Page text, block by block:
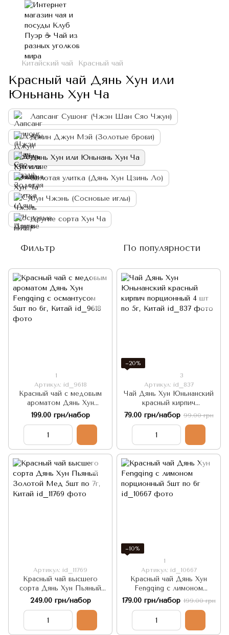
Китайский чай Красный чай
Красный чай Дянь Хун или
Юньнань Хун Ча
Лапсанг Сушонг (Чжэн Шан Сяо Чжун)
Джин Джун Мэй (Золотые брови)
Дянь Хун или Юньнань Хун Ча
Золотая улитка (Дянь Хун Цзинь Ло)
Сун Чжэнь (Сосновые иглы)
Другие сорта Хун Ча
Фильтр По популярности
1
Артикул: id_9618
Красный чай с медовым
ароматом Дянь Хун
Fengqing с османтусом 5шт
по 6г, Китай
199.00 грн/набор
−20%
3
Артикул: id_837
Чай Дянь Хун Юньнанский
красный кирпич
порционный 4 шт по 5г,
Китай
79.00 грн/набор 99.00 грн
Артикул: id_11769
Красный чай высшего
сорта Дянь Хун Пьяный
Золотой Мед 5шт по 7г,
Китай
249.00 грн/набор
−10%
1
Артикул: id_10667
Красный чай Дянь Хун
Fengqing с лимоном
порционный 5шт по 6г
179.00 грн/набор 199.00 грн